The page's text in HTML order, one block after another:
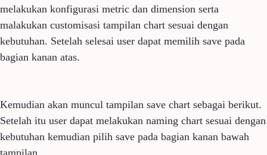
melakukan konfigurasi metric dan dimension serta
malakukan customisasi tampilan chart sesuai dengan
kebutuhan. Setelah selesai user dapat memilih save pada
bagian kanan atas.
Kemudian akan muncul tampilan save chart sebagai berikut.
Setelah itu user dapat melakukan naming chart sesuai dengan
kebutuhan kemudian pilih save pada bagian kanan bawah